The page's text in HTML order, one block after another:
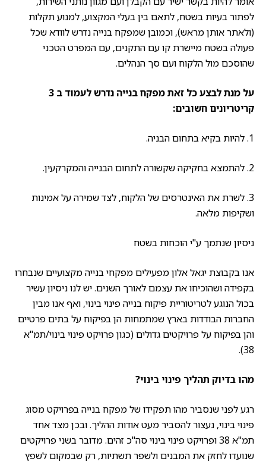
לפתור בעיות בשטח, לתאם בין בעלי המקצוע, למנוע תקלות
(ולאתר אותן מראש), וכמובן שמפקח בנייה נדרש לוודא שכל
פעולה בשטח מיישרת קו עם התקנים, עם המפרט הטכני
שהוסכם מול הלקוח ועם סך הנהלים.
על מנת לבצע כל זאת מפקח בנייה נדרש לעמוד ב 3
קריטריונים חשובים:
1. להיות בקיא בתחום הבניה.
2. להתמצא בחקיקה שקשורה לתחום הבנייה והמקרקעין.
3. לשרת את האינטרסים של הלקוח, לצד שמירה על אמינות
ושקיפות מלאה.
ניסיון שנתמך ע"י הוכחות בשטח
אנו בקבוצת יגאל אלון מפעילים מפקחי בנייה מקצועיים שנבחרו
בקפידה ושהוכיחו את עצמם לאורך השנים. יש לנו ניסיון עשיר
בכול הנוגע לטריטוריית פיקוח בנייה פינוי בינוי, ואף אנו מבין
החברות הבודדות בארץ שמתמחות הן בפיקוח על בתים פרטיים
והן בפיקוח על פרויקטים גדולים (כגון פרויקט פינוי בינוי/תמ"א
38).
מהו בדיוק תהליך פינוי בינוי?
רגע לפני שנסביר מהו תפקידו של מפקח בנייה בפרויקט מסוג
פינוי בינוי, נעצור להסביר מעט אודות ההליך. ובכן מצד אחד
תמ"א 38 ופרויקט פינוי בינוי סה"כ זהים. מדובר בשני פרויקטים
שנועדו לחזק את המבנים ולשפר תשתיות, רק שבמקום לשפץ